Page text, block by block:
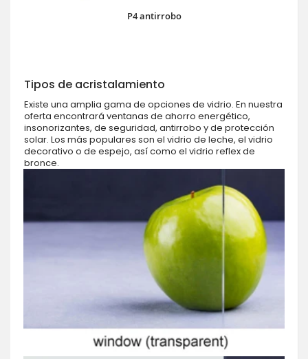
P4 antirrobo
Tipos de acristalamiento
Existe una amplia gama de opciones de vidrio. En nuestra
oferta encontrará ventanas de ahorro energético,
insonorizantes, de seguridad, antirrobo y de protección
solar. Los más populares son el vidrio de leche, el vidrio
decorativo o de espejo, así como el vidrio reflex de
bronce.